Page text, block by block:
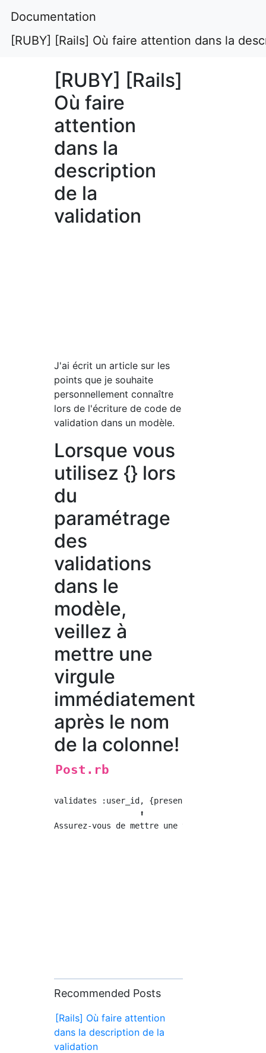
Documentation
[RUBY] [Rails] Où faire attention dans la
[RUBY] [Rails]
Où faire
attention
dans la
description
de la
validation
J'ai écrit un article sur les
points que je souhaite
personnellement connaître
lors de l'écriture de code de
validation dans un modèle.
Lorsque vous
utilisez {} lors
du
paramétrage
des
validations
dans le
modèle,
veillez à
mettre une
virgule
immédiatement
après le nom
de la colonne!
Post.rb
validates :user_id, {presence: true}
                  ⬆︎
Recommended Posts
[Rails] Où faire attention
dans la description de la
validation